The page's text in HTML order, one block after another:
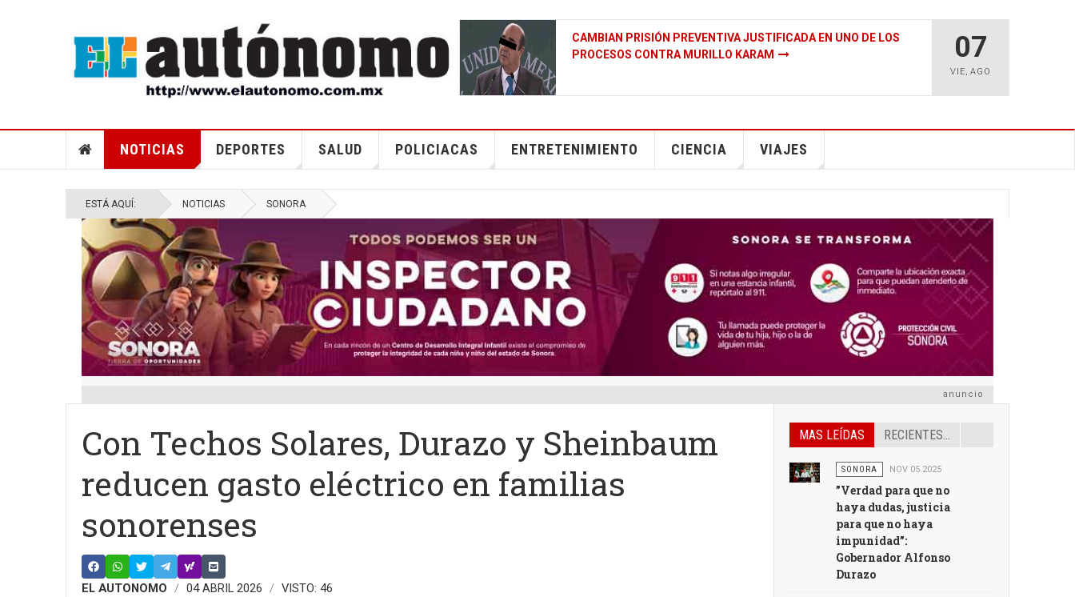
CAMBIAN PRISIÓN PREVENTIVA JUSTIFICADA EN UNO DE LOS
PROCESOS CONTRA MURILLO KARAM
¿POR QUÉ EL GOLFO PÉRSICO TIENE MÁS PETRÓLEO Y GAS QUE
CUALQUIER OTRO LUGAR DE LA TIERRA?
07
VIE,AGO
NOTICIAS DEPORTES SALUD POLICIACAS ENTRETENIMIENTO CIENCIA VIAJES
ESTÁ AQUÍ: NOTICIAS SONORA
anuncio
Con Techos Solares, Durazo y Sheinbaum
reducen gasto eléctrico en familias
sonorenses
EL AUTONOMO 04 ABRIL 2026 VISTO: 46
MAS LEÍDAS RECIENTES...
SONORA NOV 05 2025
”Verdad para que no
haya dudas, justicia
para que no haya
impunidad”:
Gobernador Alfonso
Durazo